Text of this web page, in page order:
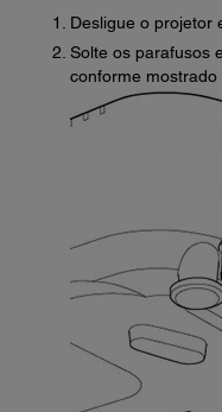
Desligue o projetor
Solte os parafusos
conforme mostrado